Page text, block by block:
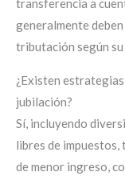
transferencia a
generalmente
tributación según
¿Existen
jubilación?
Sí, incluyendo
libres de
de menor ingreso,